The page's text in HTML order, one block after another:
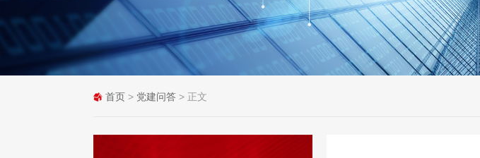
首页 > 党建问答 > 正文